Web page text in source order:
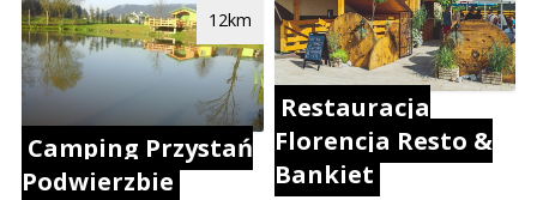
Camping Przystań
Podwierzbie
12km
Restauracja
Florencja Resto &
Bankiet